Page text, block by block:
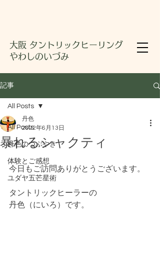
大阪 タントリックヒーリング
やわしのいづみ
記事
All Posts
丹色のつぶやき
体験とご感想
ユダヤ五芒星術
All Posts
暴れるシャクティ
丹色
2022年6月13日
今日もご訪問ありがとうございます。
タントリックヒーラーの
丹色（にいろ）です。